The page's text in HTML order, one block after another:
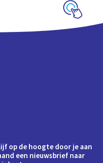
Schoolplaat
op de hoogte door je aan
een nieuwsbrief naar